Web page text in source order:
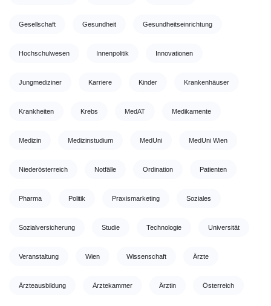
Gesellschaft Gesundheit Gesundheitseinrichtung
Hochschulwesen Innenpolitik Innovationen
Jungmediziner Karriere Kinder Krankenhäuser
Krankheiten Krebs MedAT Medikamente
Medizin Medizinstudium MedUni MedUni Wien
Niederösterreich Notfälle Ordination Patienten
Pharma Politik Praxismarketing Soziales
Sozialversicherung Studie Technologie Universität
Veranstaltung Wien Wissenschaft Ärzte
Ärzteausbildung Ärztekammer Ärztin Österreich